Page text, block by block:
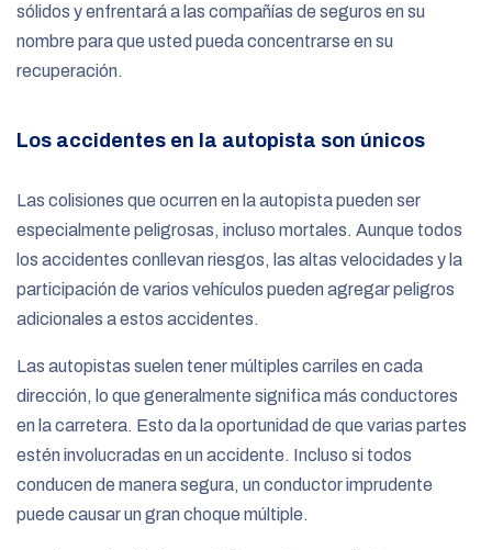
sólidos y enfrentará a las compañías de seguros en su
nombre para que usted pueda concentrarse en su
recuperación.
Los accidentes en la autopista son únicos
Las colisiones que ocurren en la autopista pueden ser
especialmente peligrosas, incluso mortales. Aunque todos
los accidentes conllevan riesgos, las altas velocidades y la
participación de varios vehículos pueden agregar peligros
adicionales a estos accidentes.
Las autopistas suelen tener múltiples carriles en cada
dirección, lo que generalmente significa más conductores
en la carretera. Esto da la oportunidad de que varias partes
estén involucradas en un accidente. Incluso si todos
conducen de manera segura, un conductor imprudente
puede causar un gran choque múltiple.